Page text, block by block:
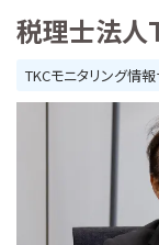
税理士法人
TKCモニタリング情